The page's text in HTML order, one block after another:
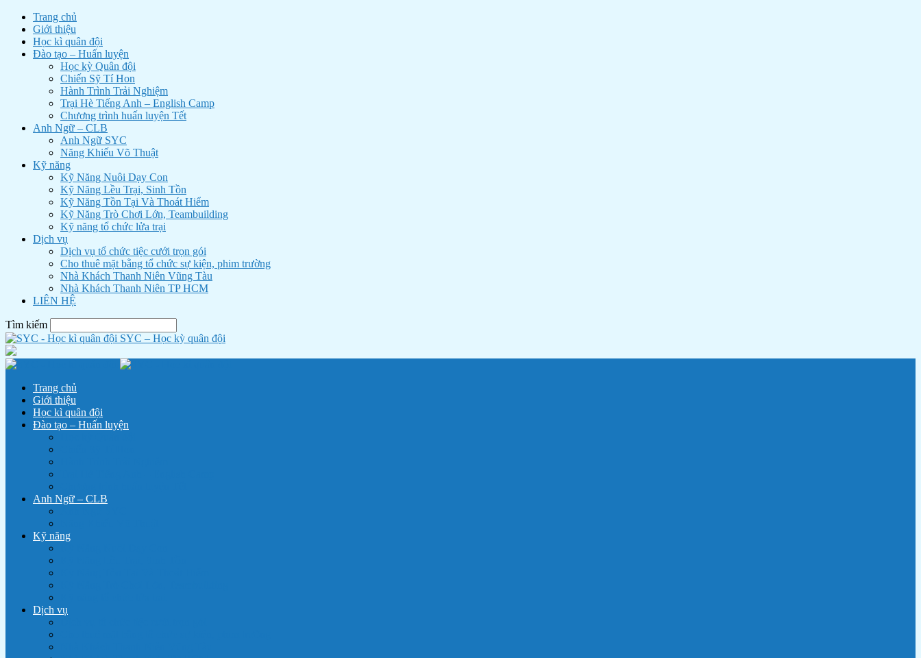
Trang chủ
Giới thiệu
Học kì quân đội
Đào tạo – Huấn luyện
Học kỳ Quân đội
Chiến Sỹ Tí Hon
Hành Trình Trải Nghiệm
Trại Hè Tiếng Anh – English Camp
Chương trình huấn luyện Tết
Anh Ngữ – CLB
Anh Ngữ SYC
Năng Khiếu Võ Thuật
Kỹ năng
Kỹ Năng Nuôi Dạy Con
Kỹ Năng Lều Trại, Sinh Tồn
Kỹ Năng Tồn Tại Và Thoát Hiểm
Kỹ Năng Trò Chơi Lớn, Teambuilding
Kỹ năng tổ chức lửa trại
Dịch vụ
Dịch vụ tổ chức tiệc cưới trọn gói
Cho thuê mặt bằng tổ chức sự kiện, phim trường
Nhà Khách Thanh Niên Vũng Tàu
Nhà Khách Thanh Niên TP HCM
LIÊN HỆ
Tìm kiếm
SYC – Học kỳ quân đội
Trang chủ
Giới thiệu
Học kì quân đội
Đào tạo – Huấn luyện
Anh Ngữ – CLB
Kỹ năng
Dịch vụ